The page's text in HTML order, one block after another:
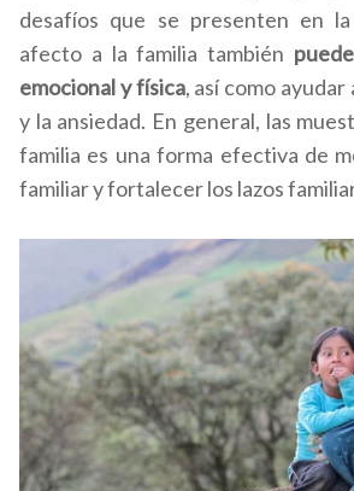
desafíos que se presenten en
afecto a la familia también
emocional y física, así como
y la ansiedad. En general, las
familia es una forma efectiva de
familiar y fortalecer los lazos